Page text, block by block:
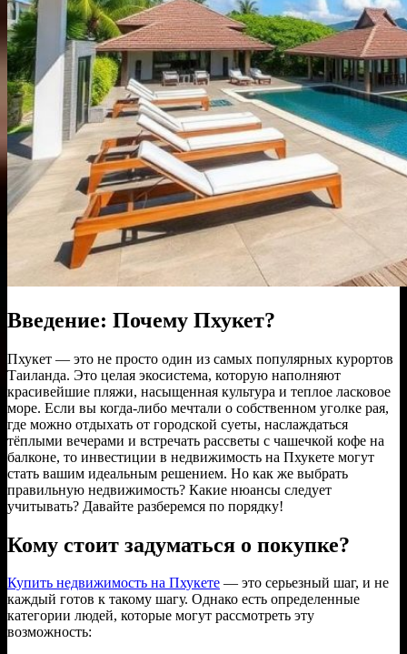
Введение: Почему Пхукет?
Пхукет — это не просто один из самых популярных курортов
Таиланда. Это целая экосистема, которую наполняют
красивейшие пляжи, насыщенная культура и теплое ласковое
море. Если вы когда-либо мечтали о собственном уголке рая,
где можно отдыхать от городской суеты, наслаждаться
тёплыми вечерами и встречать рассветы с чашечкой кофе на
балконе, то инвестиции в недвижимость на Пхукете могут
стать вашим идеальным решением. Но как же выбрать
правильную недвижимость? Какие нюансы следует
учитывать? Давайте разберемся по порядку!
Кому стоит задуматься о покупке?
Купить недвижимость на Пхукете — это серьезный шаг, и не
каждый готов к такому шагу. Однако есть определенные
категории людей, которые могут рассмотреть эту
возможность: